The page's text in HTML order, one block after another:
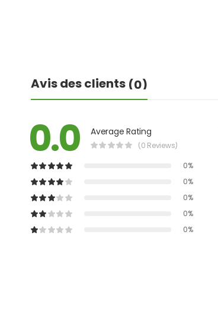
Avis des clients (0)
0.0 Average Rating
(0 Reviews)
0%
0%
0%
0%
0%